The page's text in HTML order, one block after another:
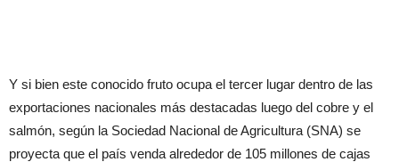
Y si bien este conocido fruto ocupa el tercer lugar dentro de las
exportaciones nacionales más destacadas luego del cobre y el
salmón, según la Sociedad Nacional de Agricultura (SNA) se
proyecta que el país venda alrededor de 105 millones de cajas